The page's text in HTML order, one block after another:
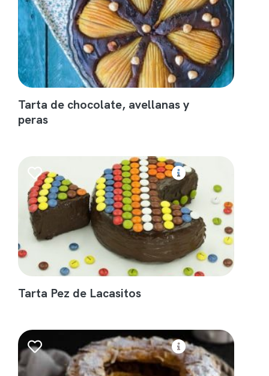
Tarta de chocolate, avellanas y
peras
Tarta Pez de Lacasitos